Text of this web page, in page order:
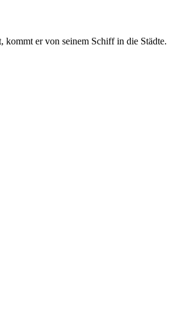
kommt er von seinem Schiff in die Städte.